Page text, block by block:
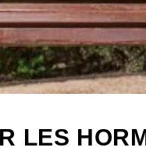
LES